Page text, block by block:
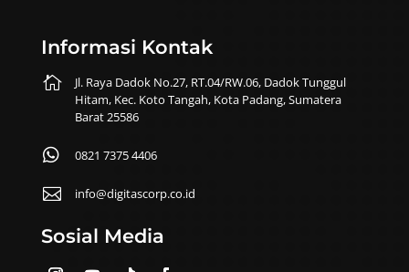
Informasi Kontak

Jl. Raya Dadok No.27, RT.04/RW.06, Dadok Tunggul
Hitam, Kec. Koto Tangah, Kota Padang, Sumatera
Barat 25586
 0821 7375 4406
 info@digitascorp.co.id
Sosial Media